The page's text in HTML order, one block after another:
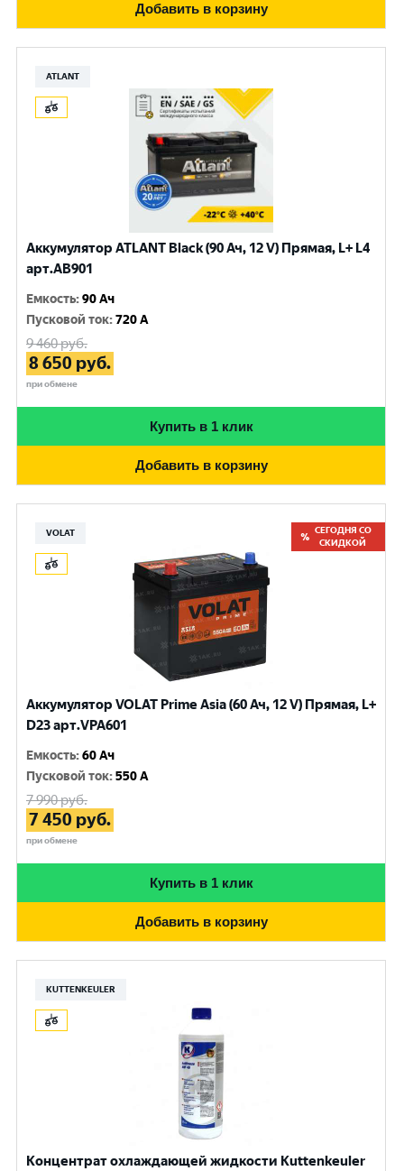
Добавить в корзину
ATLANT
Аккумулятор ATLANT Black (90 Ач, 12 V) Прямая, L+ L4
арт.AB901
Емкость:90 Ач
Пусковой ток:720 A
9 460руб.
8 650 руб.
при обмене
Купить в 1 клик
Добавить в корзину
VOLAT
СЕГОДНЯ СО
СКИДКОЙ
Аккумулятор VOLAT Prime Asia (60 Ач, 12 V) Прямая, L+
D23 арт.VPA601
Емкость:60 Ач
Пусковой ток:550 A
7 990руб.
7 450 руб.
при обмене
Купить в 1 клик
Добавить в корзину
KUTTENKEULER
Концентрат охлаждающей жидкости Kuttenkeuler